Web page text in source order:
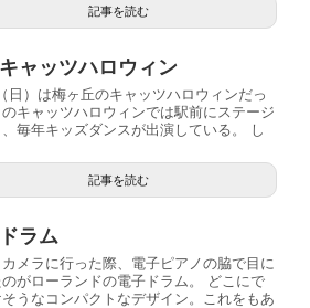
記事を読む
ャッツハロウィン
日）は梅ヶ丘のキャッツハロウィンだっ
キャッツハロウィンでは駅前にステージ
毎年キッズダンスが出演している。 し
記事を読む
ラム
カメラに行った際、電子ピアノの脇で目に
がローランドの電子ドラム。 どこにで
そうなコンパクトなデザイン。これをもあ